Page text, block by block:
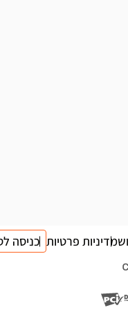
מדיניות פרטיות כניסה